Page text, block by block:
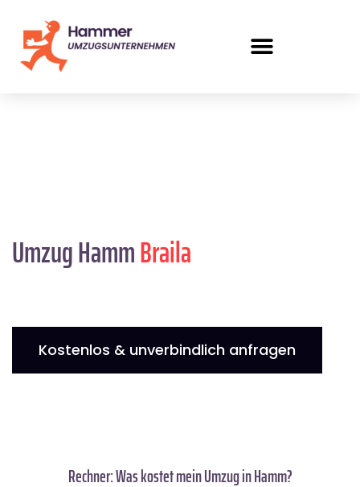
Umzug HammBraila
Kostenlos & unverbindlich anfragen
Rechner: Was kostet mein Umzug in Hamm?